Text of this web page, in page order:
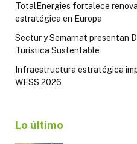
TotalEnergies fortalece
estratégica en Europa
Sectur y Semarnat presentan
Turística Sustentable
Infraestructura estratégica
WESS 2026
Lo último